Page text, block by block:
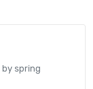
by spring